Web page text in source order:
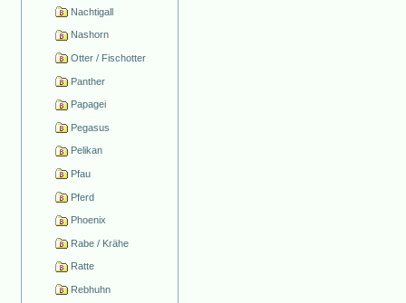
Nachtigall
Nashorn
Otter / Fischotter
Panther
Papagei
Pegasus
Pelikan
Pfau
Pferd
Phoenix
Rabe / Krähe
Ratte
Rebhuhn